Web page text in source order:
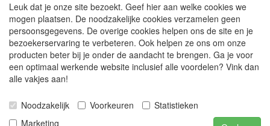
zijn inclusief 21% BTW
Betalingen:
Wero Ideal
Paypal
Bancontact (belgië)
Leuk dat je onze site bezoekt. Geef hier aan welke cookies we
mogen plaatsen. De noodzakelijke cookies verzamelen geen
persoonsgegevens. De overige cookies helpen ons de site en je
bezoekerservaring te verbeteren. Ook helpen ze ons om onze
producten beter bij je onder de aandacht te brengen. Ga je voor
een optimaal werkende website inclusief alle voordelen? Vink dan
alle vakjes aan!
Noodzakelijk Voorkeuren
Statistieken
Marketing